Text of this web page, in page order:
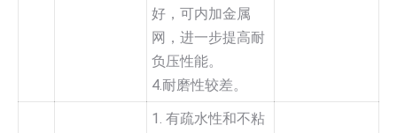
好，可内加金属
网，进一步提高耐
负压性能。
4.耐磨性较差。
1. 有疏水性和不粘